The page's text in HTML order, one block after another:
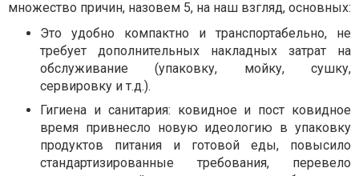
множество причин, назовем 5, на наш взгляд, основных:
Это удобно компактно и транспортабельно, не
требует дополнительных накладных затрат на
обслуживание (упаковку, мойку, сушку,
сервировку и т.д.).
Гигиена и санитария: ковидное и пост ковидное
время привнесло новую идеологию в упаковку
продуктов питания и готовой еды, повысило
стандартизированные требования, перевело